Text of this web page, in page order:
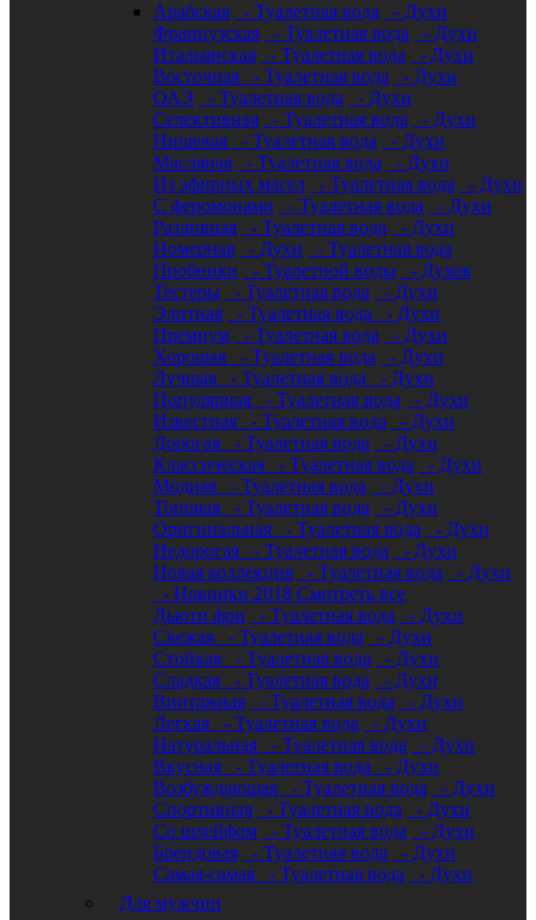
Арабская
- Туалетная вода
- Духи
Французская
- Туалетная вода
- Духи
Итальянская
- Туалетная вода
- Духи
Восточная
- Туалетная вода
- Духи
ОАЭ
- Туалетная вода
- Духи
Селективная
- Туалетная вода
- Духи
Нишевая
- Туалетная вода
- Духи
Масляная
- Туалетная вода
- Духи
Из эфирных масел
- Туалетная вода
- Духи
С феромонами
- Туалетная вода
- Духи
Разливная
- Туалетная вода
- Духи
Номерная
- Духи
- Туалетная вода
Пробники
- Туалетной воды
- Духов
Тестеры
- Туалетная вода
- Духи
Элитная
- Туалетная вода
- Духи
Премиум
- Туалетная вода
- Духи
Хорошая
- Туалетная вода
- Духи
Лучшая
- Туалетная вода
- Духи
Популярная
- Туалетная вода
- Духи
Известная
- Туалетная вода
- Духи
Дорогая
- Туалетная вода
- Духи
Классическая
- Туалетная вода
- Духи
Модная
- Туалетная вода
- Духи
Топовая
- Туалетная вода
- Духи
Оригинальная
- Туалетная вода
- Духи
Недорогая
- Туалетная вода
- Духи
Новая коллекция
- Туалетная вода
- Духи
- Новинки 2018 Смотреть все
Дьюти фри
- Туалетная вода
- Духи
Свежая
- Туалетная вода
- Духи
Стойкая
- Туалетная вода
- Духи
Сладкая
- Туалетная вода
- Духи
Винтажная
- Туалетная вода
- Духи
Легкая
- Туалетная вода
- Духи
Натуральная
- Туалетная вода
- Духи
Вкусная
- Туалетная вода
- Духи
Возбуждающая
- Туалетная вода
- Духи
Спортивная
- Туалетная вода
- Духи
Со шлейфом
- Туалетная вода
- Духи
Брендовая
- Туалетная вода
- Духи
Самая-самая
- Туалетная вода
- Духи
Для мужчин